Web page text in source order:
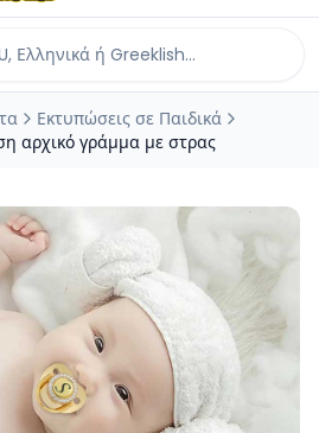
Εκτυπώσεις σε Παιδικά
αρχικό γράμμα με στρας